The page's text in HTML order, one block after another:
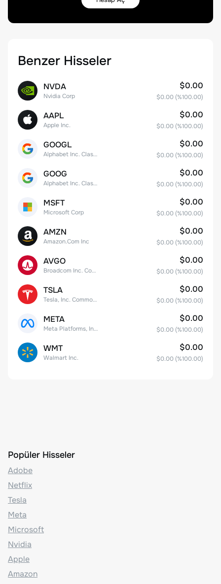
Benzer Hisseler
NVDA
Nvidia Corp
$0.00
$0.00 (%100.00)
AAPL
Apple Inc.
$0.00
$0.00 (%100.00)
GOOGL
Alphabet Inc. Class A Common Stock
$0.00
$0.00 (%100.00)
GOOG
Alphabet Inc. Class C Capital Stock
$0.00
$0.00 (%100.00)
MSFT
Microsoft Corp
$0.00
$0.00 (%100.00)
AMZN
Amazon.Com Inc
$0.00
$0.00 (%100.00)
AVGO
Broadcom Inc. Common Stock
$0.00
$0.00 (%100.00)
TSLA
Tesla, Inc. Common Stock
$0.00
$0.00 (%100.00)
META
Meta Platforms, Inc. Class A Common Stock
$0.00
$0.00 (%100.00)
WMT
Walmart Inc.
$0.00
$0.00 (%100.00)
Popüler Hisseler
Adobe
Netflix
Tesla
Meta
Microsoft
Nvidia
Apple
Amazon